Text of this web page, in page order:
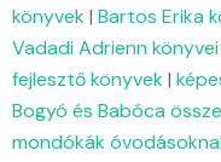
könyvek | Bartos Erika
Vadadi Adrienn könyvei
fejlesztő könyvek |
Bogyó és Babóca
mondókák